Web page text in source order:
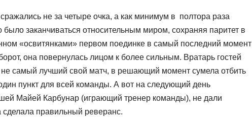
не за четыре очка, а как минимум в полтора раза
заканчиваться относительным миром, сохраняя паритет в
«освитянками» первом поединке в самый последний момент
она повернулась лицом к более сильным. Вратарь гостей
самый лучший свой матч, в решающий момент сумела отбить
пункт для всей команды. А вот на следующий день
Майей Карбунар (играющий тренер команды), не дали
сделала правильный реверанс.